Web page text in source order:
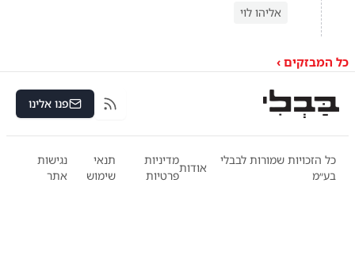
אליהו לוי
כל המבזקים ›
RSS פנו אלינו
כל הזכויות שמורות לבבלי
בע״מ
אודות
מדיניות
פרטיות
תנאי
שימוש
נגישות
אתר